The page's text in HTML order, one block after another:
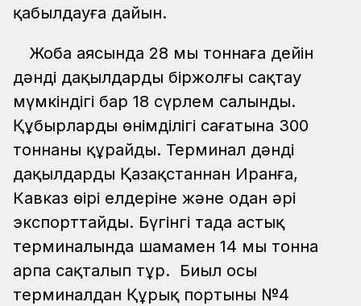
қабылдауға дайын.
Жоба аясында 28 мың тоннаға дейін
дәнді дақылдарды біржолғы сақтау
мүмкіндігі бар 18 сүрлем салынды.
Құбырлардың өнімділігі сағатына 300
тоннаны құрайды. Терминал дәнді
дақылдарды Қазақстаннан Иранға,
Кавказ өңірі елдеріне және одан әрі
экспорттайды. Бүгінгі таңда астық
терминалында шамамен 14 мың тонна
арпа сақталып тұр. Биыл осы
терминалдан Құрық портының №4